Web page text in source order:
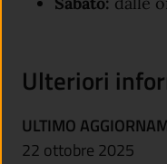
Ulteriori
ULTIMO
22 ottobre 2025